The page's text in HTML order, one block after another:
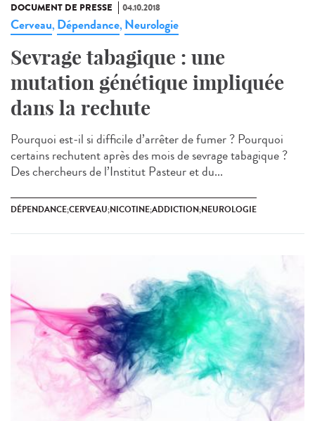
DOCUMENT DE PRESSE 04.10.2018
Cerveau, Dépendance, Neurologie
Sevrage tabagique : une
mutation génétique impliquée
dans la rechute
Pourquoi est-il si difficile d’arrêter de fumer ? Pourquoi
certains rechutent après des mois de sevrage tabagique ?
Des chercheurs de l’Institut Pasteur et du...
DÉPENDANCE;CERVEAU;NICOTINE;ADDICTION;NEUROLOGIE